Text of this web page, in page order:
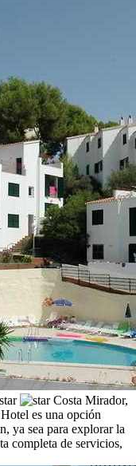
Costa Mirador,
es una opción
ya sea para explorar la
completa de servicios,